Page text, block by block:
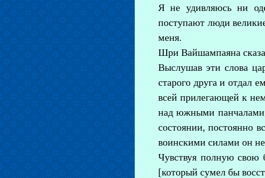
Я не удивляюсь ни
поступают люди
меня.
Шри Вайшампаяна
Выслушав эти слова
старого друга и отдал
всей прилегающей к
над южными
состоянии, постоянно
воинскими силами он
Чувствуя полную свою
[который сумел бы